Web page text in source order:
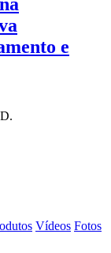
e
Vídeos Fotos